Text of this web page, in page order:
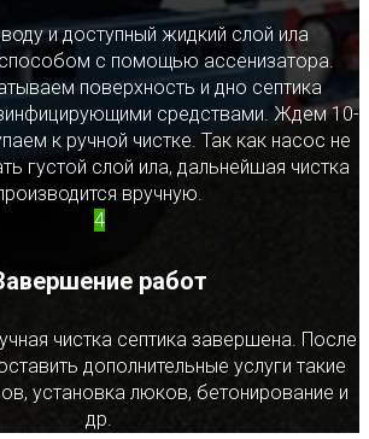
и доступный жидкий слой ила
с помощью ассенизатора.
поверхность и дно септика
средствами. Ждем 10-
к ручной чистке. Так как насос не
густой слой ила, дальнейшая чистка
вручную.
4
работ
чистка септика завершена. После
дополнительные услуги такие
установка люков, бетонирование и
др.